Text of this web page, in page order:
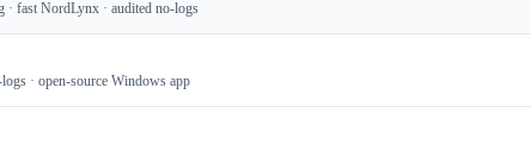
· fast NordLynx · audited no-logs
· open-source Windows app